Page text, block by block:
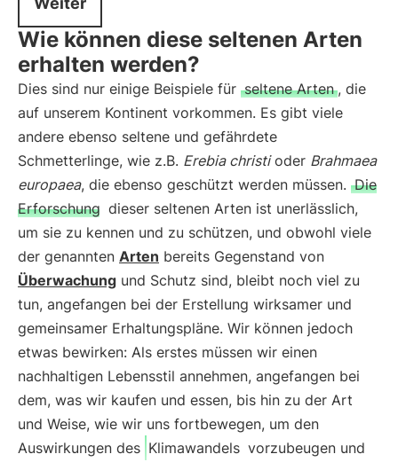
Wie können diese seltenen Arten
erhalten werden?
Dies sind nur einige Beispiele für seltene Arten , die
auf unserem Kontinent vorkommen. Es gibt viele
andere ebenso seltene und gefährdete
Schmetterlinge, wie z.B. Erebia christioder Brahmaea
europaea, die ebenso geschützt werden müssen. Die
Erforschung dieser seltenen Arten ist unerlässlich,
um sie zu kennen und zu schützen, und obwohl viele
der genannten Arten bereits Gegenstand von
Überwachung und Schutz sind, bleibt noch viel zu
tun, angefangen bei der Erstellung wirksamer und
gemeinsamer Erhaltungspläne. Wir können jedoch
etwas bewirken: Als erstes müssen wir einen
nachhaltigen Lebensstil annehmen, angefangen bei
dem, was wir kaufen und essen, bis hin zu der Art
und Weise, wie wir uns fortbewegen, um den
Auswirkungen des Klimawandels vorzubeugen und